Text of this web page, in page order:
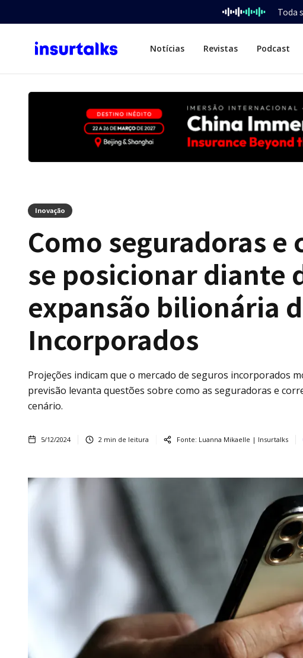
Toda
Notícias Revistas Podcast
Inovação
Como seguradoras
se posicionar diante
expansão bilionária
Incorporados
Projeções indicam que o mercado de seguros incorporados
previsão levanta questões sobre como as seguradoras e
cenário.
5/12/2024 2 min de leitura Fonte: Luanna Mikaelle | Insurtalks